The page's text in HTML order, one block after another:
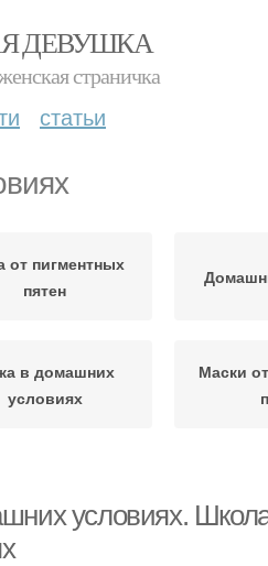
ДЕВУШКА
страничка
статьи
от пигментных
пятен
в домашних
условиях
Маски
условиях.